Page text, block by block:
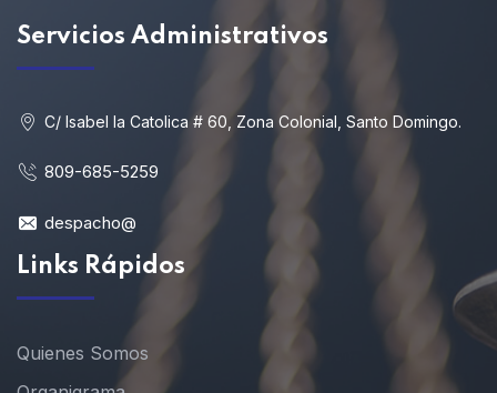
Servicios Administrativos
C/ Isabel la Catolica # 60, Zona Colonial, Santo Domingo.
809-685-5259
despacho@
Links Rápidos
Quienes Somos